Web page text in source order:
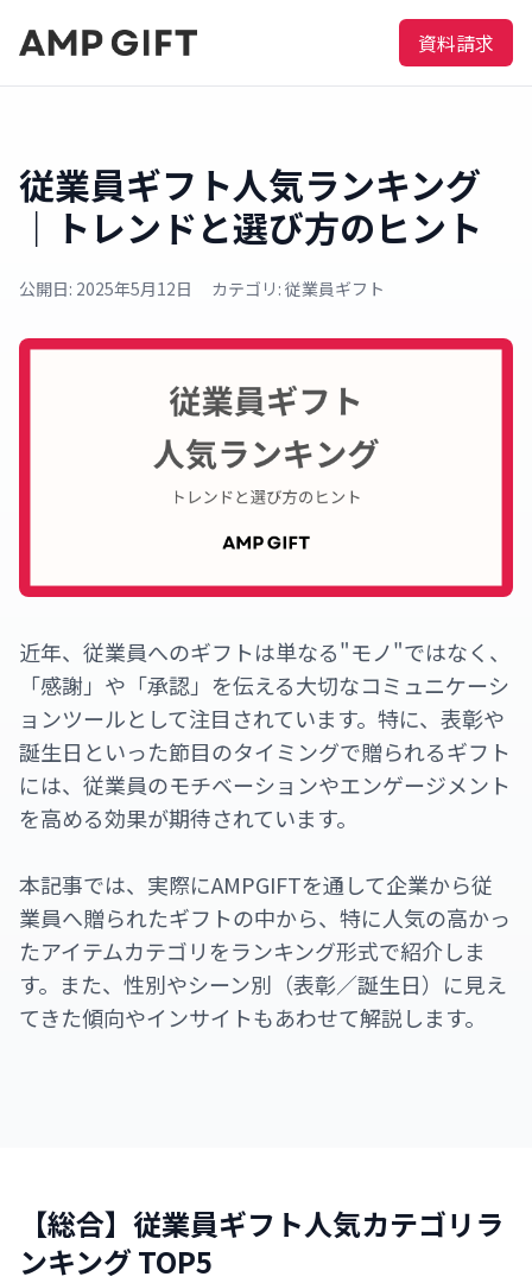
資料請求
従業員ギフト人気ランキング
｜トレンドと選び方のヒント
公開日: 2025年5月12日 カテゴリ: 従業員ギフト
近年、従業員へのギフトは単なる"モノ"ではなく、
「感謝」や「承認」を伝える大切なコミュニケーシ
ョンツールとして注目されています。特に、表彰や
誕生日といった節目のタイミングで贈られるギフト
には、従業員のモチベーションやエンゲージメント
を高める効果が期待されています。
本記事では、実際にAMPGIFTを通して企業から従
業員へ贈られたギフトの中から、特に人気の高かっ
たアイテムカテゴリをランキング形式で紹介しま
す。また、性別やシーン別（表彰／誕生日）に見え
てきた傾向やインサイトもあわせて解説します。
【総合】従業員ギフト人気カテゴリラ
ンキング TOP5